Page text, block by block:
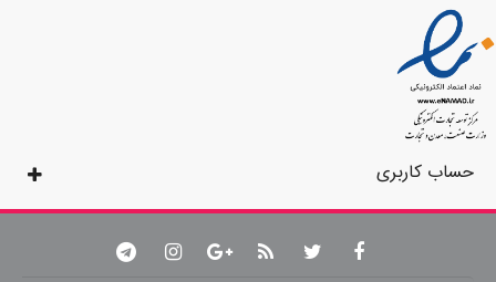
حساب کاربری